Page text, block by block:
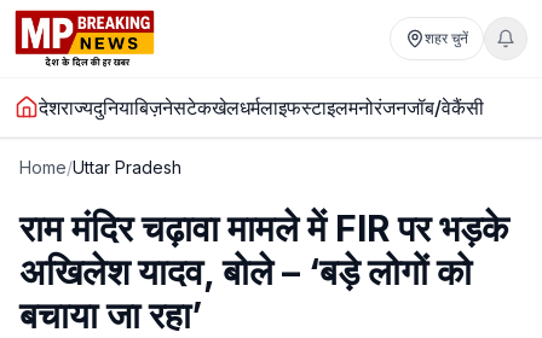
शहर चुनें
देशराज्यदुनियाबिज़नेसटेकखेलधर्मलाइफस्टाइलमनोरंजनजॉब/वेकैंसी
Home/Uttar Pradesh
राम मंदिर चढ़ावा मामले में FIR पर भड़के
अखिलेश यादव, बोले – ‘बड़े लोगों को
बचाया जा रहा’